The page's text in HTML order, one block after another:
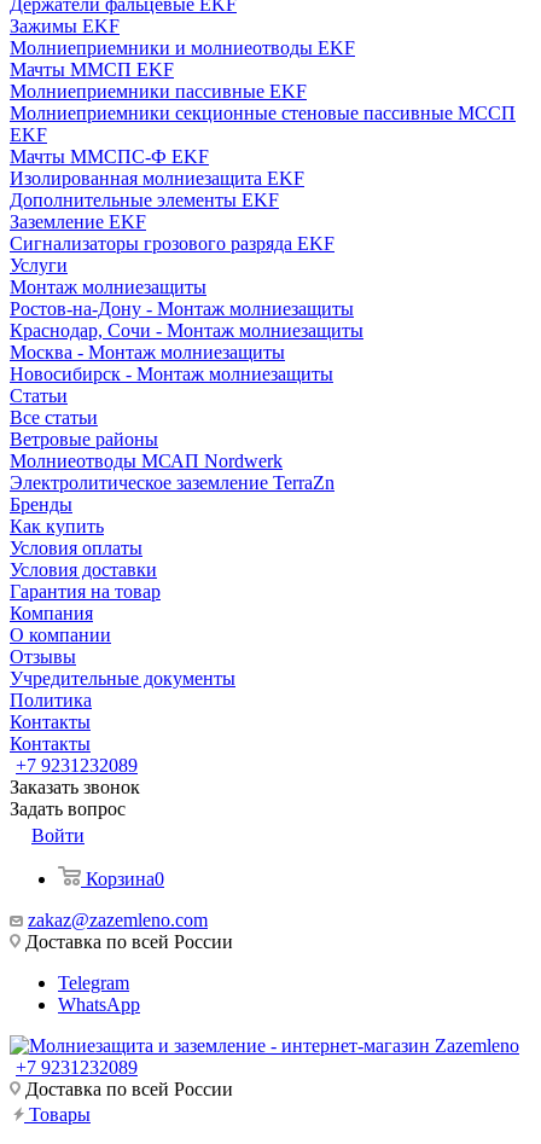
Держатели фальцевые EKF
Зажимы EKF
Молниеприемники и молниеотводы EKF
Мачты ММСП EKF
Молниеприемники пассивные EKF
Молниеприемники секционные стеновые пассивные МССП
EKF
Мачты ММСПС-Ф EKF
Изолированная молниезащита EKF
Дополнительные элементы EKF
Заземление EKF
Сигнализаторы грозового разряда EKF
Услуги
Монтаж молниезащиты
Ростов-на-Дону - Монтаж молниезащиты
Краснодар, Сочи - Монтаж молниезащиты
Москва - Монтаж молниезащиты
Новосибирск - Монтаж молниезащиты
Статьи
Все статьи
Ветровые районы
Молниеотводы МСАП Nordwerk
Электролитическое заземление TerraZn
Бренды
Как купить
Условия оплаты
Условия доставки
Гарантия на товар
Компания
О компании
Отзывы
Учредительные документы
Политика
Контакты
Контакты
+7 9231232089
Заказать звонок
Задать вопрос
Войти
Корзина0
zakaz@zazemleno.com
Доставка по всей России
Telegram
WhatsApp
+7 9231232089
Доставка по всей России
Товары